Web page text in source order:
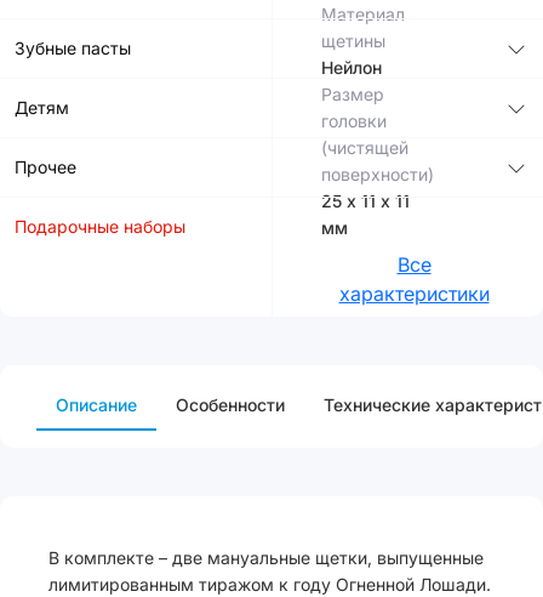
Зубные пасты
Детям
Прочее
Подарочные наборы
Материал
щетины
Нейлон
Размер
головки
(чистящей
поверхности)
25 х 11 х 11
мм
Все
характеристики
Описание Особенности Технические
В комплекте – две мануальные щетки, выпущенные
лимитированным тиражом к году Огненной Лошади.